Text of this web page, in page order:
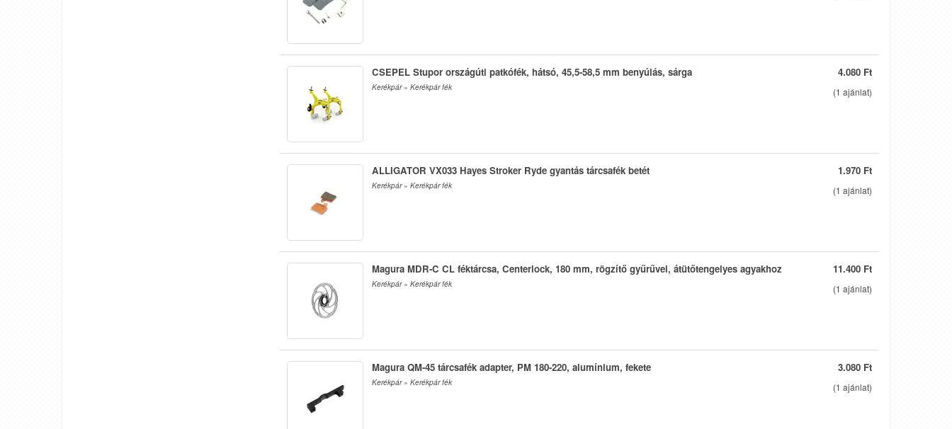
4.080 Ft
(1 ajánlat)
CSEPEL Stupor országúti patkófék, hátsó, 45,5-58,5 mm benyúlás, sárga
Kerékpár » Kerékpár fék
1.970 Ft
(1 ajánlat)
ALLIGATOR VX033 Hayes Stroker Ryde gyantás tárcsafék betét
Kerékpár » Kerékpár fék
11.400 Ft
(1 ajánlat)
Magura MDR-C CL féktárcsa, Centerlock, 180 mm, rögzítő gyűrűvel, átütőtengelyes agyakhoz
Kerékpár » Kerékpár fék
3.080 Ft
(1 ajánlat)
Magura QM-45 tárcsafék adapter, PM 180-220, alumínium, fekete
Kerékpár » Kerékpár fék